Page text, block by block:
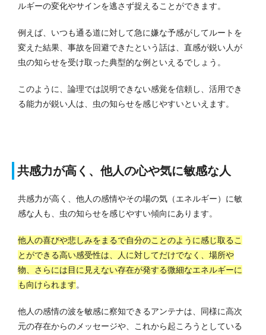
ルギーの変化やサインを逃さず捉えることができます。
例えば、いつも通る道に対して急に嫌な予感がしてルートを
変えた結果、事故を回避できたという話は、直感が鋭い人が
虫の知らせを受け取った典型的な例といえるでしょう。
このように、論理では説明できない感覚を信頼し、活用でき
る能力が鋭い人は、虫の知らせを感じやすいといえます。
共感力が高く、他人の心や気に敏感な人
共感力が高く、他人の感情やその場の気（エネルギー）に敏
感な人も、虫の知らせを感じやすい傾向にあります。
他人の喜びや悲しみをまるで自分のことのように感じ取るこ
とができる高い感受性は、人に対してだけでなく、場所や
物、さらには目に見えない存在が発する微細なエネルギーに
も向けられます。
他人の感情の波を敏感に察知できるアンテナは、同様に高次
元の存在からのメッセージや、これから起ころうとしている